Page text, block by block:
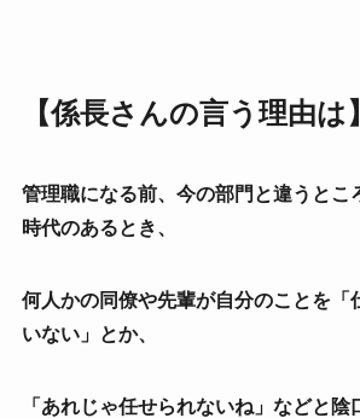
【係長さんの言う理由は】
管理職になる前、今の部門と違うとこ
時代のあるとき、
何人かの同僚や先輩が自分のことを「
いない」とか、
「あれじゃ任せられないね」などと